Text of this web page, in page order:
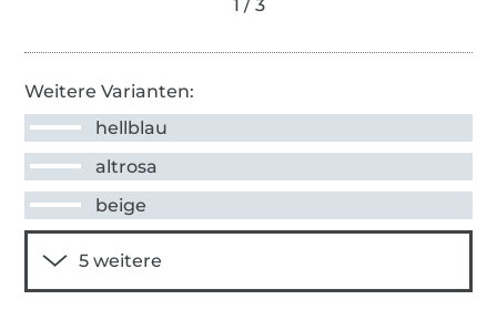
Weitere Varianten:
hellblau
altrosa
beige